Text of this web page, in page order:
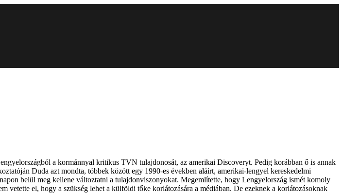
a kormánnyal kritikus TVN tulajdonosát, az amerikai Discoveryt. Pedig korábban ő is annak
Duda azt mondta, többek között egy 1990-es években aláírt, amerikai-lengyel kereskedelmi
belül meg kellene változtatni a tulajdonviszonyokat. Megemlítette, hogy Lengyelország ismét komoly
el, hogy a szükség lehet a külföldi tőke korlátozására a médiában. De ezeknek a korlátozásoknak